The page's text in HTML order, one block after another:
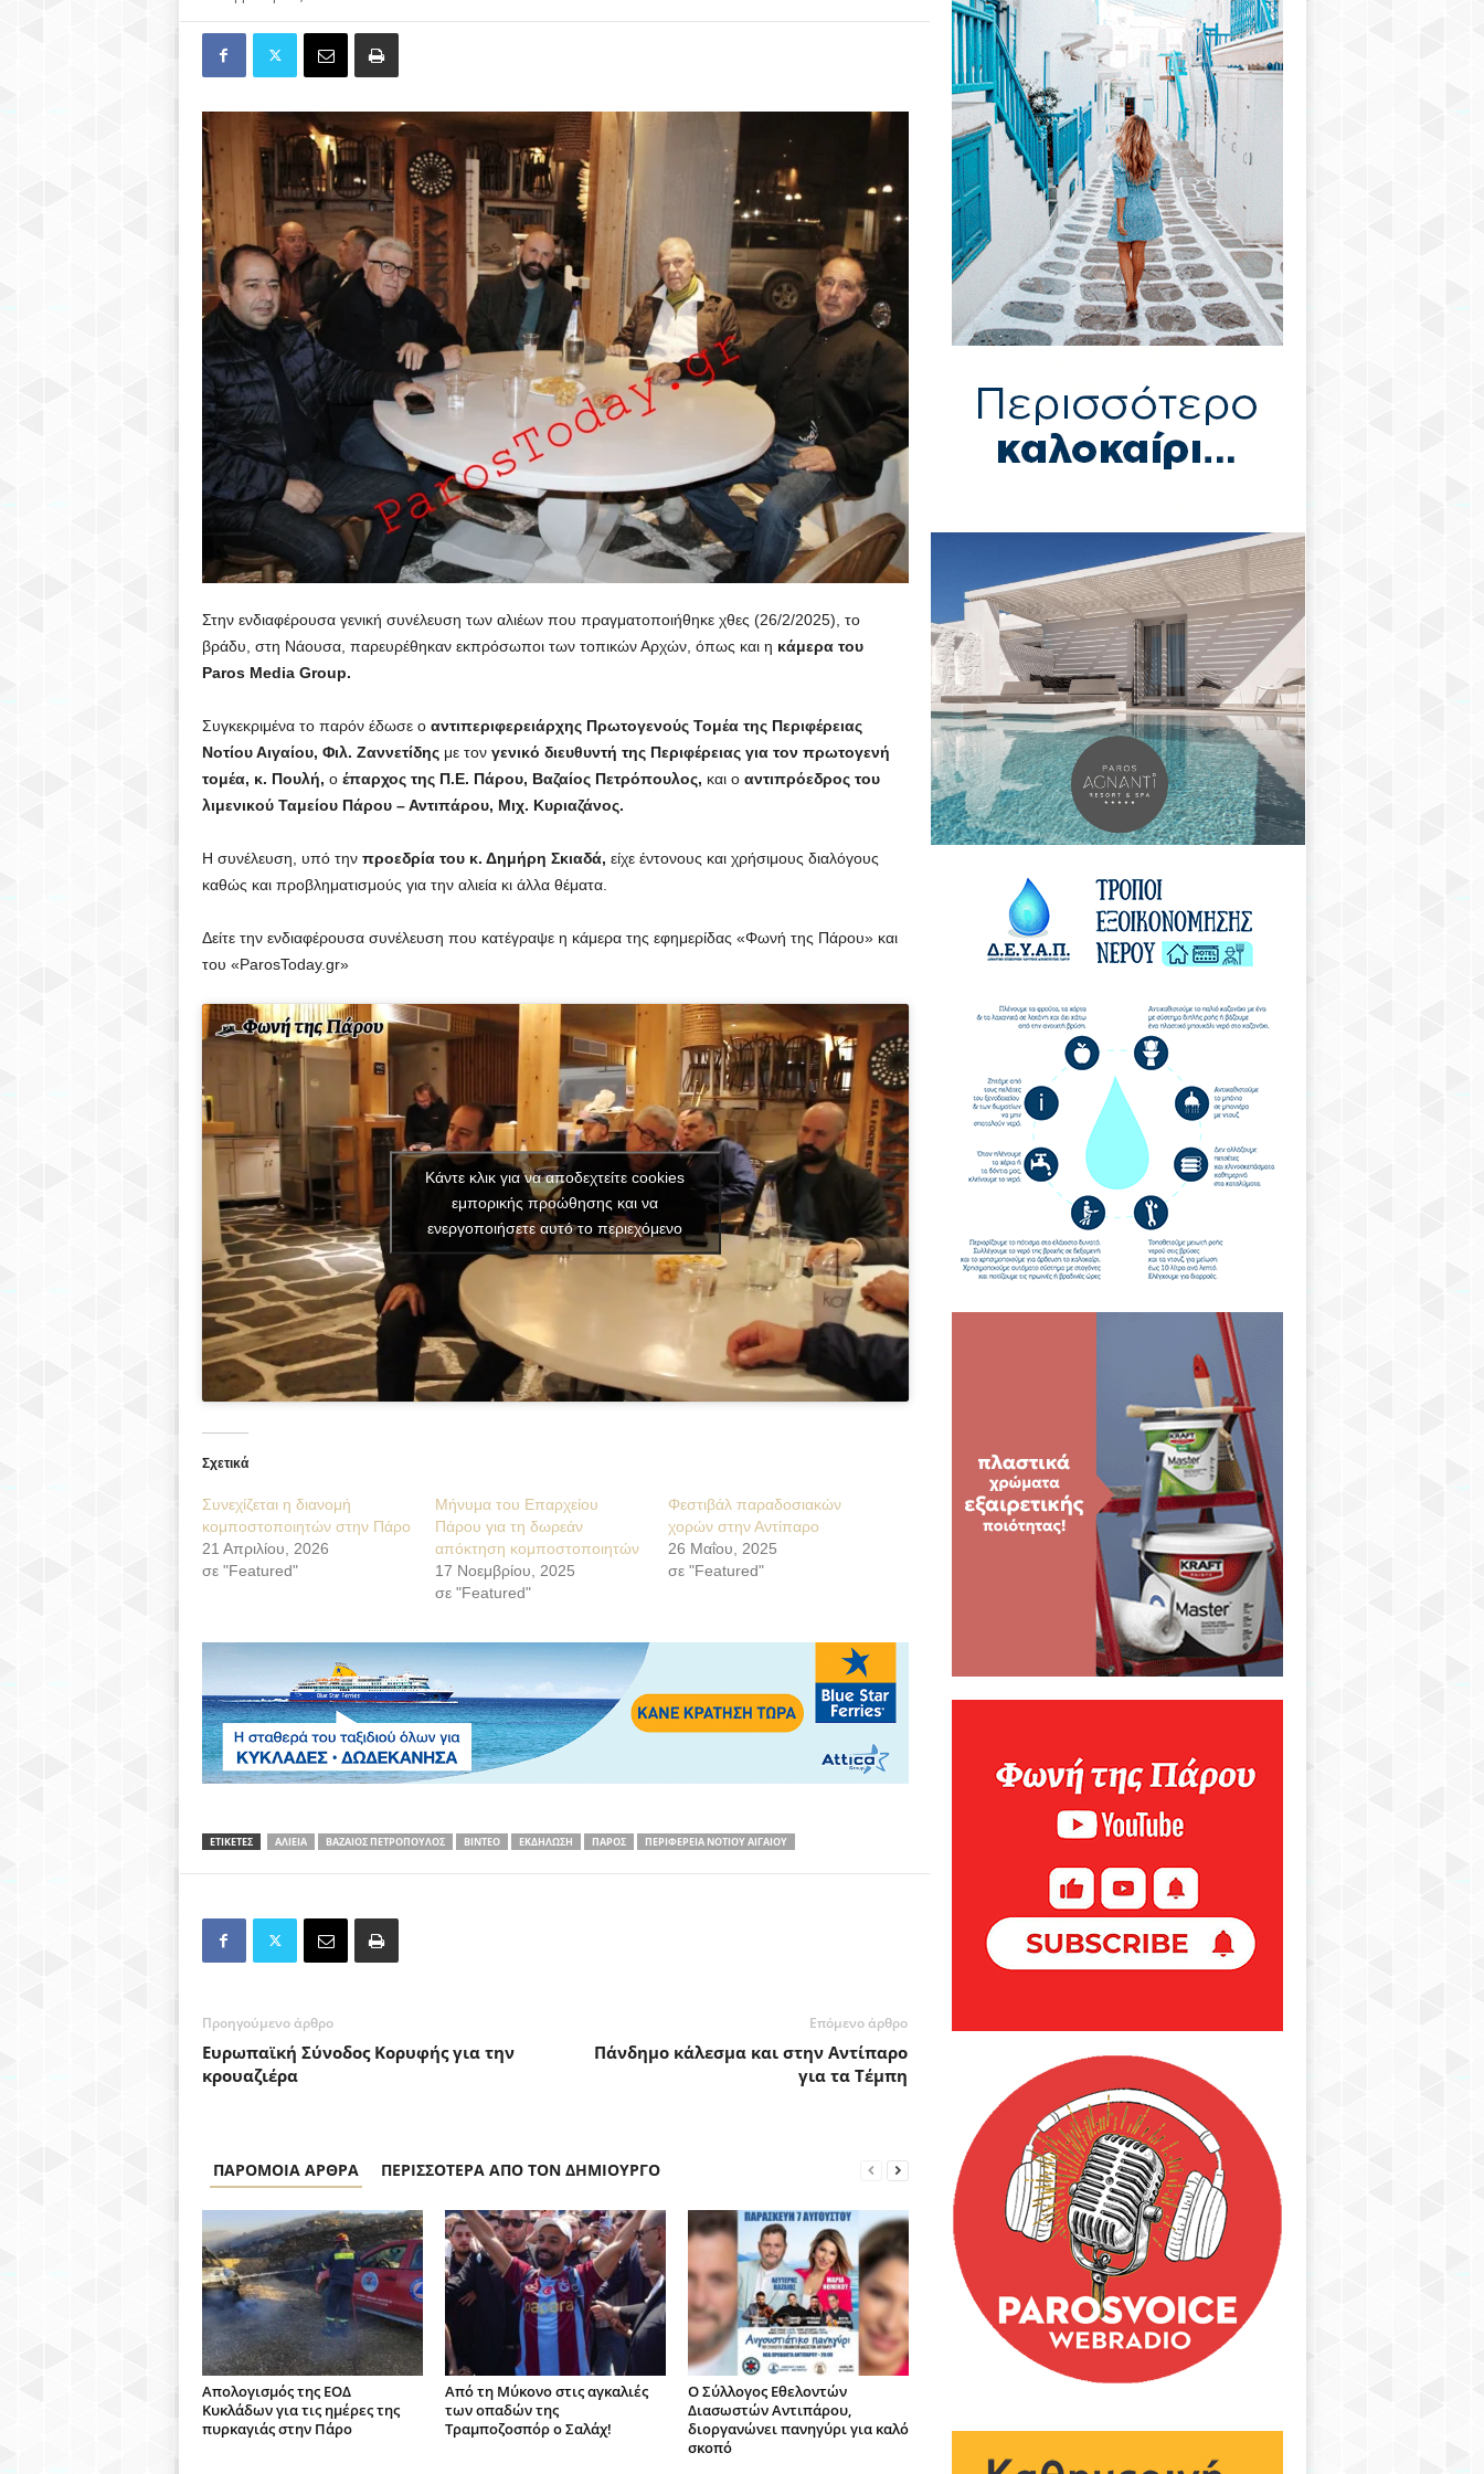
Στην ενδιαφέρουσα γενική συνέλευση των αλιέων που πραγματοποιήθηκε χθες (26/2/2025), το
βράδυ, στη Νάουσα, παρευρέθηκαν εκπρόσωποι των τοπικών Αρχών, όπως και η κάμερα του
Paros Media Group.
Συγκεκριμένα το παρόν έδωσε ο αντιπεριφερειάρχης Πρωτογενούς Τομέα της Περιφέρειας
Νοτίου Αιγαίου, Φιλ. Ζαννετίδηςμε τον γενικό διευθυντή της Περιφέρειας για τον πρωτογενή
τομέα, κ. Πουλή, ο έπαρχος της Π.Ε. Πάρου, Βαζαίος Πετρόπουλος, και ο αντιπρόεδρος του
λιμενικού Ταμείου Πάρου – Αντιπάρου, Μιχ. Κυριαζάνος.
Η συνέλευση, υπό την προεδρία του κ. Δημήρη Σκιαδά, είχε έντονους και χρήσιμους διαλόγους
καθώς και προβληματισμούς για την αλιεία κι άλλα θέματα.
Δείτε την ενδιαφέρουσα συνέλευση που κατέγραψε η κάμερα της εφημερίδας «Φωνή της Πάρου» και
του «ParosToday.gr»
Κάντε κλικ για να αποδεχτείτε cookies
εμπορικής προώθησης και να
ενεργοποιήσετε αυτό το περιεχόμενο
Σχετικά
Συνεχίζεται η διανομή
κομποστοποιητών στην Πάρο
21 Απριλίου, 2026
σε "Featured"
Μήνυμα του Επαρχείου
Πάρου για τη δωρεάν
απόκτηση κομποστοποιητών
17 Νοεμβρίου, 2025
σε "Featured"
Φεστιβάλ παραδοσιακών
χορών στην Αντίπαρο
26 Μαΐου, 2025
σε "Featured"
ΕΤΙΚΕΤΕΣ ΑΛΙΕΙΑ ΒΑΖΑΙΟΣ ΠΕΤΡΟΠΟΥΛΟΣ ΒΙΝΤΕΟ ΕΚΔΗΛΩΣΗ ΠΑΡΟΣ ΠΕΡΙΦΕΡΕΙΑ ΝΟΤΙΟΥ ΑΙΓΑΙΟΥ
Προηγούμενο άρθρο
Ευρωπαϊκή Σύνοδος Κορυφής για την
κρουαζιέρα
Επόμενο άρθρο
Πάνδημο κάλεσμα και στην Αντίπαρο
για τα Τέμπη
ΠΑΡΟΜΟΙΑ ΑΡΘΡΑ ΠΕΡΙΣΣΟΤΕΡΑ ΑΠΟ ΤΟΝ ΔΗΜΙΟΥΡΓΟ
Απολογισμός της ΕΟΔ
Κυκλάδων για τις ημέρες της
πυρκαγιάς στην Πάρο
Από τη Μύκονο στις αγκαλιές
των οπαδών της
Τραμποζοσπόρ ο Σαλάχ!
O Σύλλογος Εθελοντών
Διασωστών Αντιπάρου,
διοργανώνει πανηγύρι για καλό
σκοπό